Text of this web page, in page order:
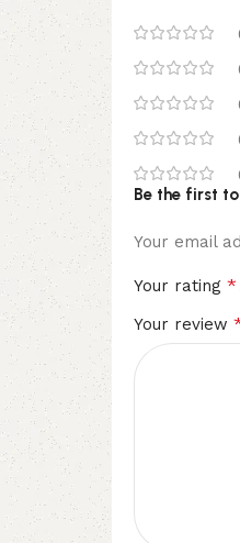
Your email
Your rating *
Your review